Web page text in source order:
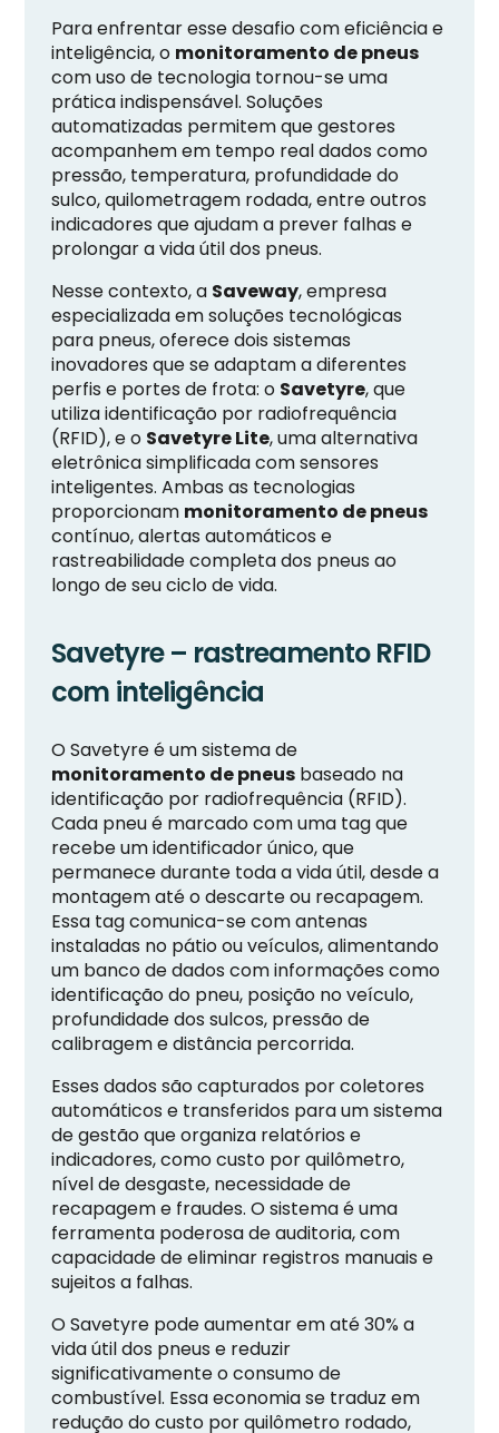
Para enfrentar esse desafio com eficiência e
inteligência, o monitoramento de pneus
com uso de tecnologia tornou-se uma
prática indispensável. Soluções
automatizadas permitem que gestores
acompanhem em tempo real dados como
pressão, temperatura, profundidade do
sulco, quilometragem rodada, entre outros
indicadores que ajudam a prever falhas e
prolongar a vida útil dos pneus.
Nesse contexto, a Saveway, empresa
especializada em soluções tecnológicas
para pneus, oferece dois sistemas
inovadores que se adaptam a diferentes
perfis e portes de frota: o Savetyre, que
utiliza identificação por radiofrequência
(RFID), e o Savetyre Lite, uma alternativa
eletrônica simplificada com sensores
inteligentes. Ambas as tecnologias
proporcionam monitoramento de pneus
contínuo, alertas automáticos e
rastreabilidade completa dos pneus ao
longo de seu ciclo de vida.
Savetyre – rastreamento RFID
com inteligência
O Savetyre é um sistema de
monitoramento de pneus baseado na
identificação por radiofrequência (RFID).
Cada pneu é marcado com uma tag que
recebe um identificador único, que
permanece durante toda a vida útil, desde a
montagem até o descarte ou recapagem.
Essa tag comunica-se com antenas
instaladas no pátio ou veículos, alimentando
um banco de dados com informações como
identificação do pneu, posição no veículo,
profundidade dos sulcos, pressão de
calibragem e distância percorrida.
Esses dados são capturados por coletores
automáticos e transferidos para um sistema
de gestão que organiza relatórios e
indicadores, como custo por quilômetro,
nível de desgaste, necessidade de
recapagem e fraudes. O sistema é uma
ferramenta poderosa de auditoria, com
capacidade de eliminar registros manuais e
sujeitos a falhas.
O Savetyre pode aumentar em até 30% a
vida útil dos pneus e reduzir
significativamente o consumo de
combustível. Essa economia se traduz em
redução do custo por quilômetro rodado,